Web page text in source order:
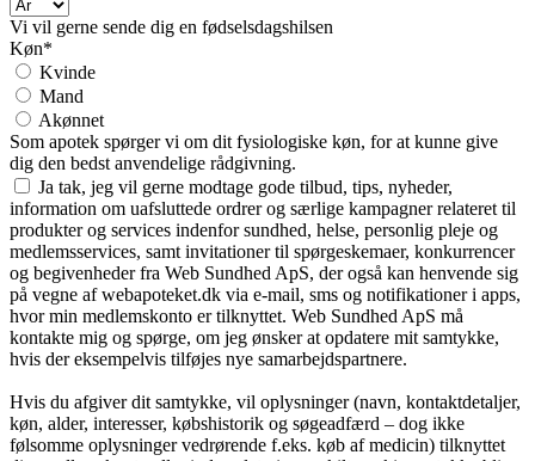
Vi vil gerne sende dig en fødselsdagshilsen
Køn*
Kvinde
Mand
Akønnet
Som apotek spørger vi om dit fysiologiske køn, for at kunne give
dig den bedst anvendelige rådgivning.
Ja tak, jeg vil gerne modtage gode tilbud, tips, nyheder,
information om uafsluttede ordrer og særlige kampagner relateret til
produkter og services indenfor sundhed, helse, personlig pleje og
medlemsservices, samt invitationer til spørgeskemaer, konkurrencer
og begivenheder fra Web Sundhed ApS, der også kan henvende sig
på vegne af webapoteket.dk via e-mail, sms og notifikationer i apps,
hvor min medlemskonto er tilknyttet. Web Sundhed ApS må
kontakte mig og spørge, om jeg ønsker at opdatere mit samtykke,
hvis der eksempelvis tilføjes nye samarbejdspartnere.
Hvis du afgiver dit samtykke, vil oplysninger (navn, kontaktdetaljer,
køn, alder, interesser, købshistorik og søgeadfærd – dog ikke
følsomme oplysninger vedrørende f.eks. køb af medicin) tilknyttet